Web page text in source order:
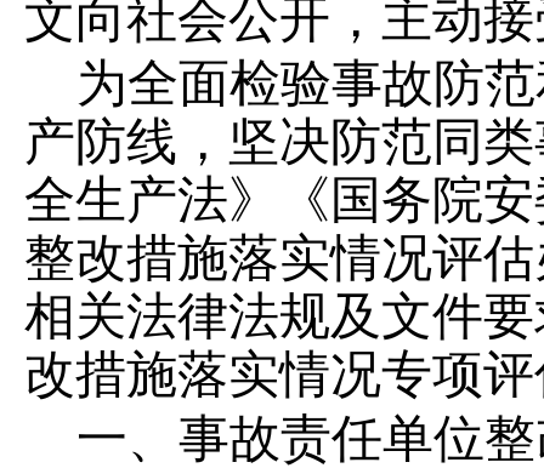
文向社会公开，主动
为全面检验事故防
产防线，坚决防范同
全生产法》《国务院
整改措施落实情况评
相关法律法规及文件
改措施落实情况专项
一、事故责任单位